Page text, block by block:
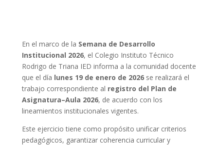
En el marco de la Semana de Desarrollo
Institucional 2026, el Colegio Instituto Técnico
Rodrigo de Triana IED informa a la comunidad docente
que el día lunes 19 de enero de 2026se realizará el
trabajo correspondiente al registro del Plan de
Asignatura–Aula 2026, de acuerdo con los
lineamientos institucionales vigentes.
Este ejercicio tiene como propósito unificar criterios
pedagógicos, garantizar coherencia curricular y